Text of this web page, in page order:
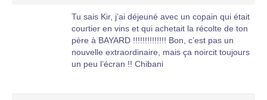
Tu sais Kir, j’ai déjeuné avec un copain qui était
courtier en vins et qui achetait la récolte de ton
père à BAYARD !!!!!!!!!!!!!! Bon, c’est pas un
nouvelle extraordinaire, mais ça noircit toujours
un peu l’écran !! Chibani